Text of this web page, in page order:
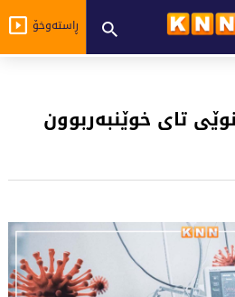
ڕاستەوخۆ
نوێی تای خوێنبەربوون